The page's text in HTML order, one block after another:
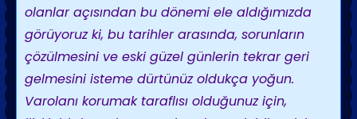
olanlar açısından bu dönemi ele aldığımızda
görüyoruz ki, bu tarihler arasında, sorunların
çözülmesini ve eski güzel günlerin tekrar geri
gelmesini isteme dürtünüz oldukça yoğun.
Varolanı korumak taraflısı olduğunuz için,